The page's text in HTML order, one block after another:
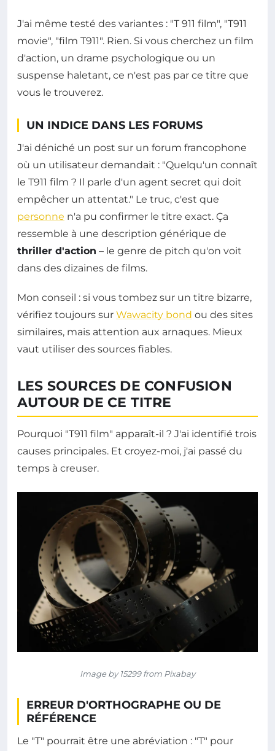
J'ai même testé des variantes : "T 911 film", "T911
movie", "film T911". Rien. Si vous cherchez un film
d'action, un drame psychologique ou un
suspense haletant, ce n'est pas par ce titre que
vous le trouverez.
UN INDICE DANS LES FORUMS
J'ai déniché un post sur un forum francophone
où un utilisateur demandait : "Quelqu'un connaît
le T911 film ? Il parle d'un agent secret qui doit
empêcher un attentat." Le truc, c'est que
personne n'a pu confirmer le titre exact. Ça
ressemble à une description générique de
thriller d'action – le genre de pitch qu'on voit
dans des dizaines de films.
Mon conseil : si vous tombez sur un titre bizarre,
vérifiez toujours sur Wawacity bond ou des sites
similaires, mais attention aux arnaques. Mieux
vaut utiliser des sources fiables.
LES SOURCES DE CONFUSION
AUTOUR DE CE TITRE
Pourquoi "T911 film" apparaît-il ? J'ai identifié trois
causes principales. Et croyez-moi, j'ai passé du
temps à creuser.
Image by 15299 from Pixabay
ERREUR D'ORTHOGRAPHE OU DE
RÉFÉRENCE
Le "T" pourrait être une abréviation : "T" pour